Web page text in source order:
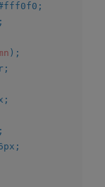
;
;
) ;
;
;
;
;